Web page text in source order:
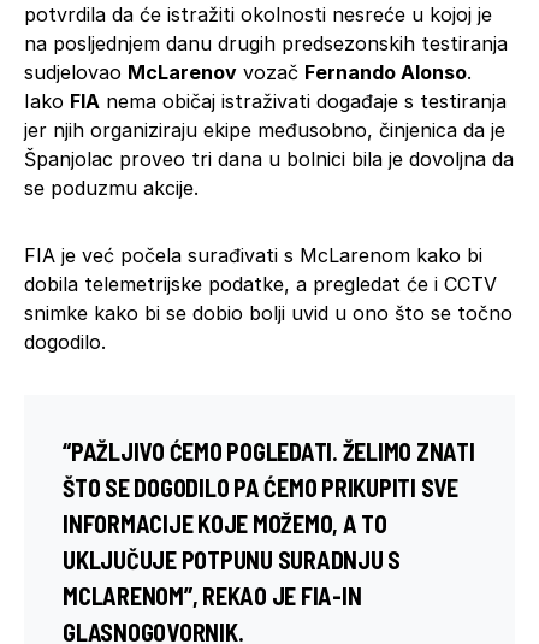
potvrdila da će istražiti okolnosti nesreće u kojoj je
na posljednjem danu drugih predsezonskih testiranja
sudjelovao McLarenov vozač Fernando Alonso.
Iako FIA nema običaj istraživati događaje s testiranja
jer njih organiziraju ekipe međusobno, činjenica da je
Španjolac proveo tri dana u bolnici bila je dovoljna da
se poduzmu akcije.
FIA je već počela surađivati s McLarenom kako bi
dobila telemetrijske podatke, a pregledat će i CCTV
snimke kako bi se dobio bolji uvid u ono što se točno
dogodilo.
“PAŽLJIVO ĆEMO POGLEDATI. ŽELIMO ZNATI
ŠTO SE DOGODILO PA ĆEMO PRIKUPITI SVE
INFORMACIJE KOJE MOŽEMO, A TO
UKLJUČUJE POTPUNU SURADNJU S
MCLARENOM”, REKAO JE FIA-IN
GLASNOGOVORNIK.